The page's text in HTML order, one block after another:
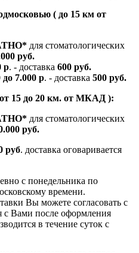
( до 15 км от
для стоматологических
руб.
р. - доставка 600 руб.
до 7.000 р. - доставка 500 руб.
15 до 20 км. от МКАД ):
для стоматологических
руб.
руб. доставка оговаривается
с понедельника по
времени.
Вы можете согласовать с
с Вами после оформления
в течение суток с